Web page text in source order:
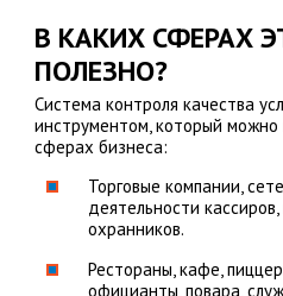
В КАКИХ СФЕРАХ
ПОЛЕЗНО?
Система контроля качества
инструментом, который можно
сферах бизнеса:
Торговые компании,
деятельности
охранников.
Рестораны, кафе,
официанты, повара,